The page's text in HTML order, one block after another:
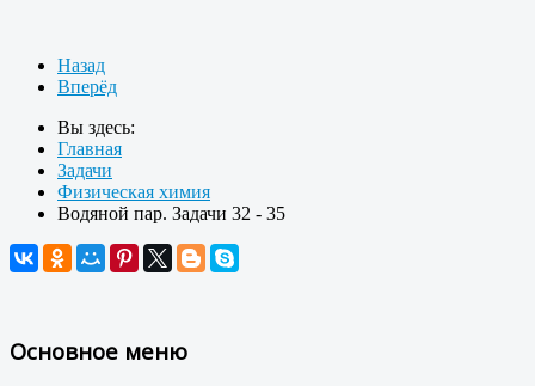
Назад
Вперёд
Вы здесь:
Главная
Задачи
Физическая химия
Водяной пар. Задачи 32 - 35
Основное меню